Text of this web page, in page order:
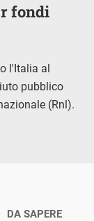
fondi
l'Italia al
pubblico
(Rnl).
DA SAPERE